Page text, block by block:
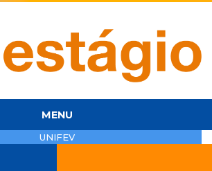
MENU
UNIFEV